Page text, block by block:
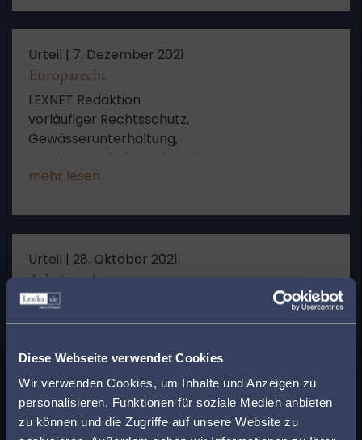
Diese Webseite verwendet Cookies
Wir verwenden Cookies, um Inhalte und Anzeigen zu
personalisieren, Funktionen für soziale Medien anbieten
zu können und die Zugriffe auf unsere Website zu
Beauftragung eines
Sachverständigengutachtens im Rahmen eines
Betreuungsverfahrens bei fehlender vorheriger
Anhörung des Betroffenen – Folgenabwägung
Urteil | 7. Dezember 2021
Europarecht
LEXNET Redaktion
vorläufiger Rechtsschutz,
Gewässerunterhaltung,
Sonderunterhaltungslast des
Anlagenunternehmers, Einleiten von Abwasser,
und Gewässerzustand, Beseitigung von
Biberdämmen
mehr lesen
Urteil | 28. Oktober 2021
Arbeitsrecht
LEXNET Redaktion
1 WRB 2/21
mehr lesen
Finden Sie den
passenden Anwalt in